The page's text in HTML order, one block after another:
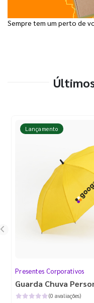
Sempre tem um perto de
Lançamento
Presentes Corporativos
Guarda Chuva
(0 avaliações)